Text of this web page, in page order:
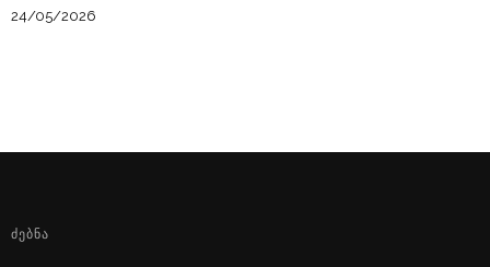
24/05/2026
ᲫᲔᲑᲜᲐ